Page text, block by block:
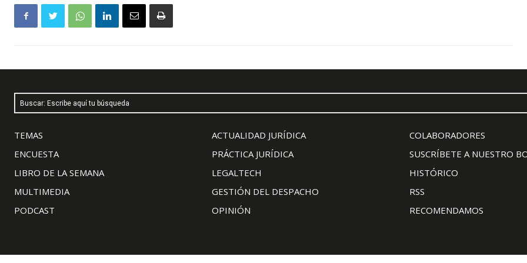
Buscar: Escribe aquí tu búsqueda
TEMAS
ENCUESTA
LIBRO DE LA SEMANA
MULTIMEDIA
PODCAST
ACTUALIDAD JURÍDICA
PRÁCTICA JURÍDICA
LEGALTECH
GESTIÓN DEL DESPACHO
OPINIÓN
COLABORADORES
SUSCRÍBETE A NUESTRO
HISTÓRICO
RSS
RECOMENDAMOS